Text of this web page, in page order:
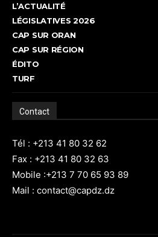
L’ACTUALITÉ
LÉGISLATIVES 2026
CAP SUR ORAN
CAP SUR RÉGION
ÉDITO
TURF
Contact
Tél : +213 41 80 32 62
Fax : +213 41 80 32 63
Mobile :+213 7 70 65 93 89
Mail : contact@capdz.dz